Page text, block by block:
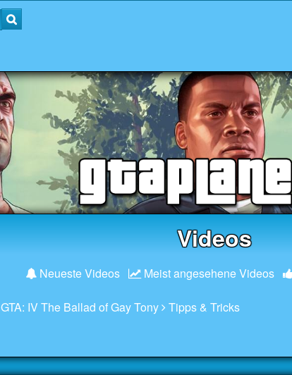
Videos
Neueste Videos Meist angesehene Videos
GTA: IV The Ballad of Gay Tony Tipps & Tricks